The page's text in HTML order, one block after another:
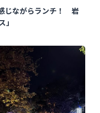
じながらランチ！ 岩
」